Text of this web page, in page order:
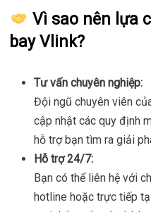
Vì sao nên lựa
bay Vlink?
Tư vấn chuyên nghiệp:
Đội ngũ chuyên viên
cập nhật các quy định
hỗ trợ bạn tìm ra giải
Hỗ trợ 24/7:
Bạn có thể liên hệ với
hotline hoặc trực tiếp